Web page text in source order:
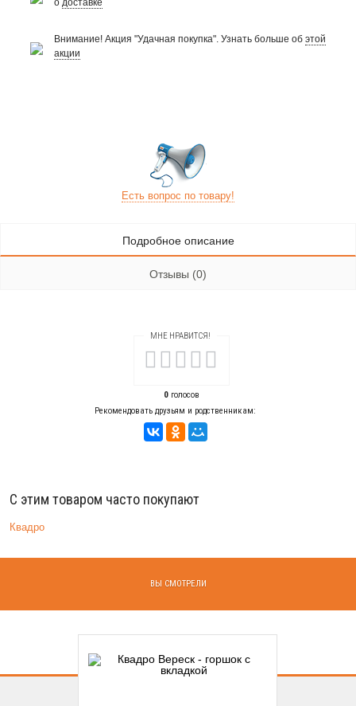
о доставке
Внимание! Акция "Удачная покупка". Узнать больше об этой
акции
Есть вопрос по товару!
Подробное описание
Отзывы (0)
МНЕ НРАВИТСЯ!
0голосов
Рекомендовать друзьям и родственникам:
С этим товаром часто покупают
Квадро
ВЫ СМОТРЕЛИ